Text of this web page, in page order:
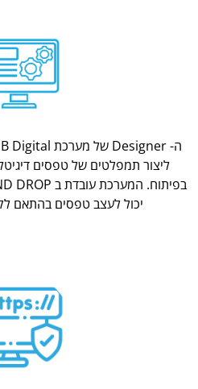
ליצור תמפלטים של טפסים
יכול לעצב טפסים בהתאם